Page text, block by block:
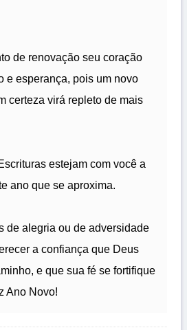
de renovação seu coração
e esperança, pois um novo
certeza virá repleto de mais
estejam com você a
ano que se aproxima.
de alegria ou de adversidade
a confiança que Deus
e que sua fé se fortifique
Ano Novo!